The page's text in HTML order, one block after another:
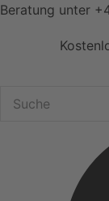
Zum
Beratung unter